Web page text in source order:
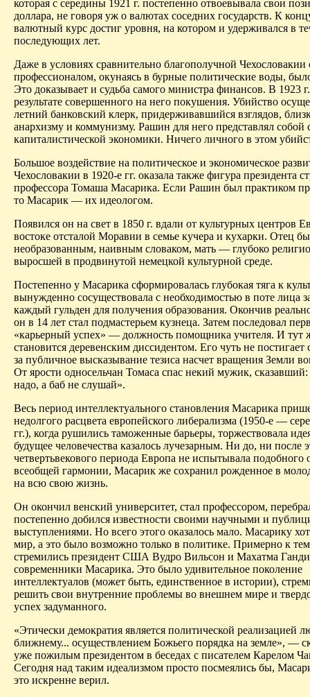
которая с середины 1921 г. постепенно отвоевывала свои
доллара, не говоря уж о валютах соседних государств. К
валютный курс достиг уровня, на котором и удерживался в
последующих лет.
Даже в условиях сравнительно благополучной Чехословакии
профессионалом, окунаясь в бурные политические воды,
Это доказывает и судьба самого министра финансов. В 1923
результате совершенного на него покушения. Убийство
летний банковский клерк, придерживавшийся взглядов,
анархизму и коммунизму. Рашин для него представлял собой
капиталистической экономики. Ничего личного в этом
Большое воздействие на политическое и экономическое
Чехословакии в 1920-е гг. оказала также фигура президента
профессора Томаша Масарика. Если Рашин был практиком
то Масарик — их идеологом.
Появился он на свет в 1850 г. вдали от культурных центров
востоке отсталой Моравии в семье кучера и кухарки. Отец
необразованным, наивным словаком, мать — глубоко
выросшей в продвинутой немецкой культурной среде.
Постепенно у Масарика сформировалась глубокая тяга к
вынужденно сосуществовала с необходимостью в поте лица
каждый гульден для получения образования. Окончив
он в 14 лет стал подмастерьем кузнеца. Затем последовал
«карьерный успех» — должность помощника учителя. И тут
становится деревенским диссидентом. Его чуть не постигает
за публичное высказывание тезиса насчет вращения Земли
От ярости односельчан Томаса спас некий мужик,
надо, а баб не слушай».
Весь период интеллектуального становления Масарика
недолгого расцвета европейского либерализма (1950-е —
гг.), когда рушились таможенные барьеры, торжествовала
будущее человечества казалось лучезарным. Ни до, ни после
четвертьвекового периода Европа не испытывала
всеобщей гармонии, Масарик же сохранил рожденное в
на всю свою жизнь.
Он окончил венский университет, стал профессором,
постепенно добился известности своими научными и
выступлениями. Но всего этого оказалось мало. Масарику
мир, а это было возможно только в политике. Примерно к
стремились президент США Вудро Вильсон и Махатма
современники Масарика. Это было удивительное поколение
интеллектуалов (может быть, единственное в истории),
решить свои внутренние проблемы во внешнем мире и
успех задуманного.
«Этически демократия является политической реализацией
ближнему... осуществлением Божьего порядка на земле», —
уже пожилым президентом в беседах с писателем Карелом
Сегодня над таким идеализмом просто посмеялись бы,
это искренне верил.